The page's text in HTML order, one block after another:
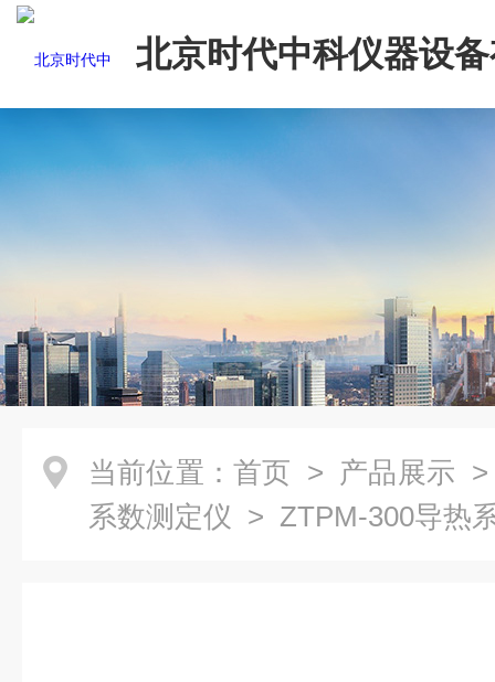
北京时代中科仪器设
司
当前位置： 首页 > 产品展示
系数测定仪 > ZTPM-300导热